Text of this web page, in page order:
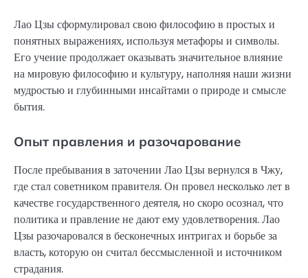
Лао Цзы сформулировал свою философию в простых и
понятных выражениях, используя метафоры и символы.
Его учение продолжает оказывать значительное влияние
на мировую философию и культуру, наполняя наши жизни
мудростью и глубинными инсайтами о природе и смысле
бытия.
Опыт правления и разочарование
После пребывания в заточении Лао Цзы вернулся в Чжу,
где стал советником правителя. Он провел несколько лет в
качестве государственного деятеля, но скоро осознал, что
политика и правление не дают ему удовлетворения. Лао
Цзы разочаровался в бесконечных интригах и борьбе за
власть, которую он считал бессмысленной и источником
страдания.